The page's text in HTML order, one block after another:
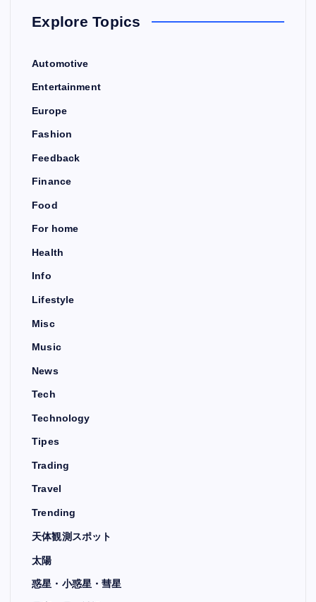
Explore Topics
Automotive
Entertainment
Europe
Fashion
Feedback
Finance
Food
For home
Health
Info
Lifestyle
Misc
Music
News
Tech
Technology
Tipes
Trading
Travel
Trending
天体観測スポット
太陽
惑星・小惑星・彗星